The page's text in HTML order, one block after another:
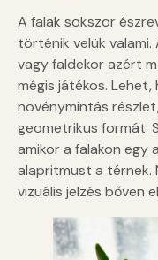
A falak sokszor
történik velük
vagy faldekor azért
mégis játékos.
növénymintás
geometrikus formát.
amikor a falakon egy
alapritmust a térnek.
vizuális jelzés bőven